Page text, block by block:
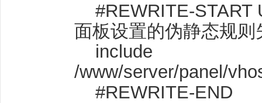
#REWRITE-START
面板设置的伪静态规则
include
/www/server/panel/
#REWRITE-END